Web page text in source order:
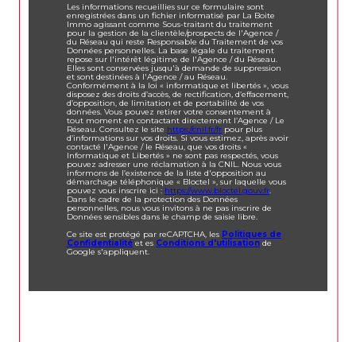
Les informations recueillies sur ce formulaire sont
enregistrées dans un fichier informatisé par La Boite
Immo agissant comme Sous-traitant du traitement
pour la gestion de la clientèle/prospects de l'Agence /
du Réseau qui reste Responsable du Traitement de vos
Données personnelles. La base légale du traitement
repose sur l'intérêt légitime de l'Agence / du Réseau.
Elles sont conservées jusqu'à demande de suppression
et sont destinées à l'Agence / au Réseau.
Conformément à la loi « informatique et libertés », vous
disposez des droits d’accès, de rectification, d’effacement,
d’opposition, de limitation et de portabilité de vos
données. Vous pouvez retirer votre consentement à
tout moment en contactant directement l’Agence / Le
Réseau. Consultez le site https://cnil.fr/fr pour plus
d’informations sur vos droits. Si vous estimez, après avoir
contacté l'Agence / le Réseau, que vos droits «
Informatique et Libertés » ne sont pas respectés, vous
pouvez adresser une réclamation à la CNIL. Nous vous
informons de l’existence de la liste d'opposition au
démarchage téléphonique « Bloctel », sur laquelle vous
pouvez vous inscrire ici : https://www.bloctel.gouv.fr.
Dans le cadre de la protection des Données
personnelles, nous vous invitons à ne pas inscrire de
Données sensibles dans le champ de saisie libre.
Ce site est protégé par reCAPTCHA, les Politiques de
Confidentialité et es Conditions d'utilisation de
Google s'appliquent.